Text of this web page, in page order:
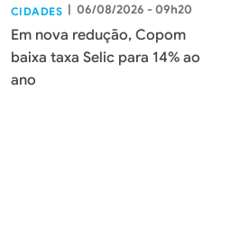
CIDADES | 06/08/2026 - 09h20
Em nova redução, Copom
baixa taxa Selic para 14% ao
ano